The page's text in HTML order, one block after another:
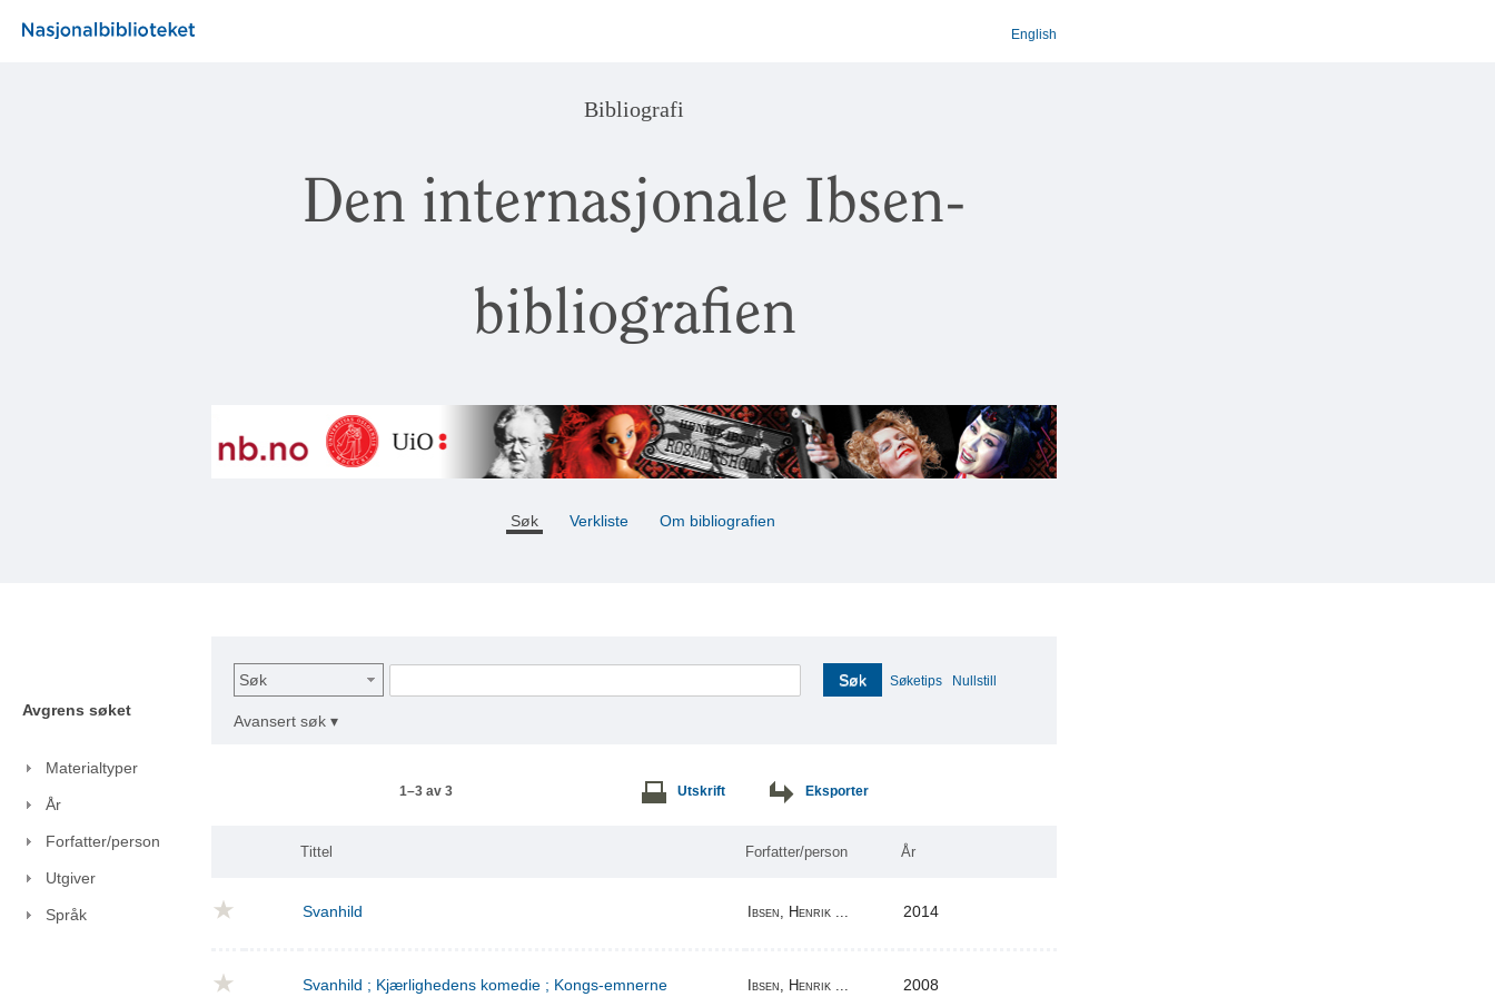
English
Bibliografi
Den internasjonale Ibsen-
bibliografien
Søk Verkliste Om bibliografien
Avgrens søket
Materialtyper
År
Forfatter/person
Utgiver
Språk
Søk Søk Søketips Nullstill
Avansert søk ▾
1–3 av 3 Utskrift Eksporter
Tittel Forfatter/person År
Svanhild Ibsen, Henrik ... 2014
Svanhild ; Kjærlighedens komedie ; Kongs-emnerne Ibsen, Henrik ... 2008